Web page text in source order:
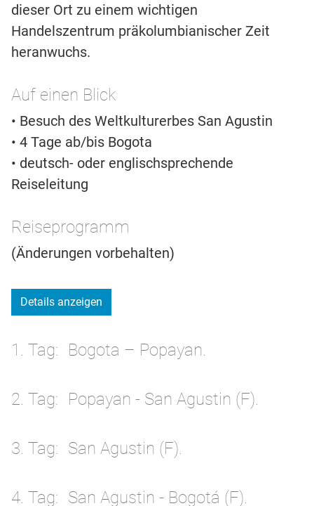
dieser Ort zu einem wichtigen
Handelszentrum präkolumbianischer Zeit
heranwuchs.
Auf einen Blick
• Besuch des Weltkulturerbes San Agustin
• 4 Tage ab/bis Bogota
• deutsch- oder englischsprechende
Reiseleitung
Reiseprogramm
(Änderungen vorbehalten)
Details anzeigen
1. Tag Bogota – Popayan.
2. Tag Popayan - San Agustin (F).
3. Tag San Agustin (F).
4. Tag San Agustin - Bogotá (F).